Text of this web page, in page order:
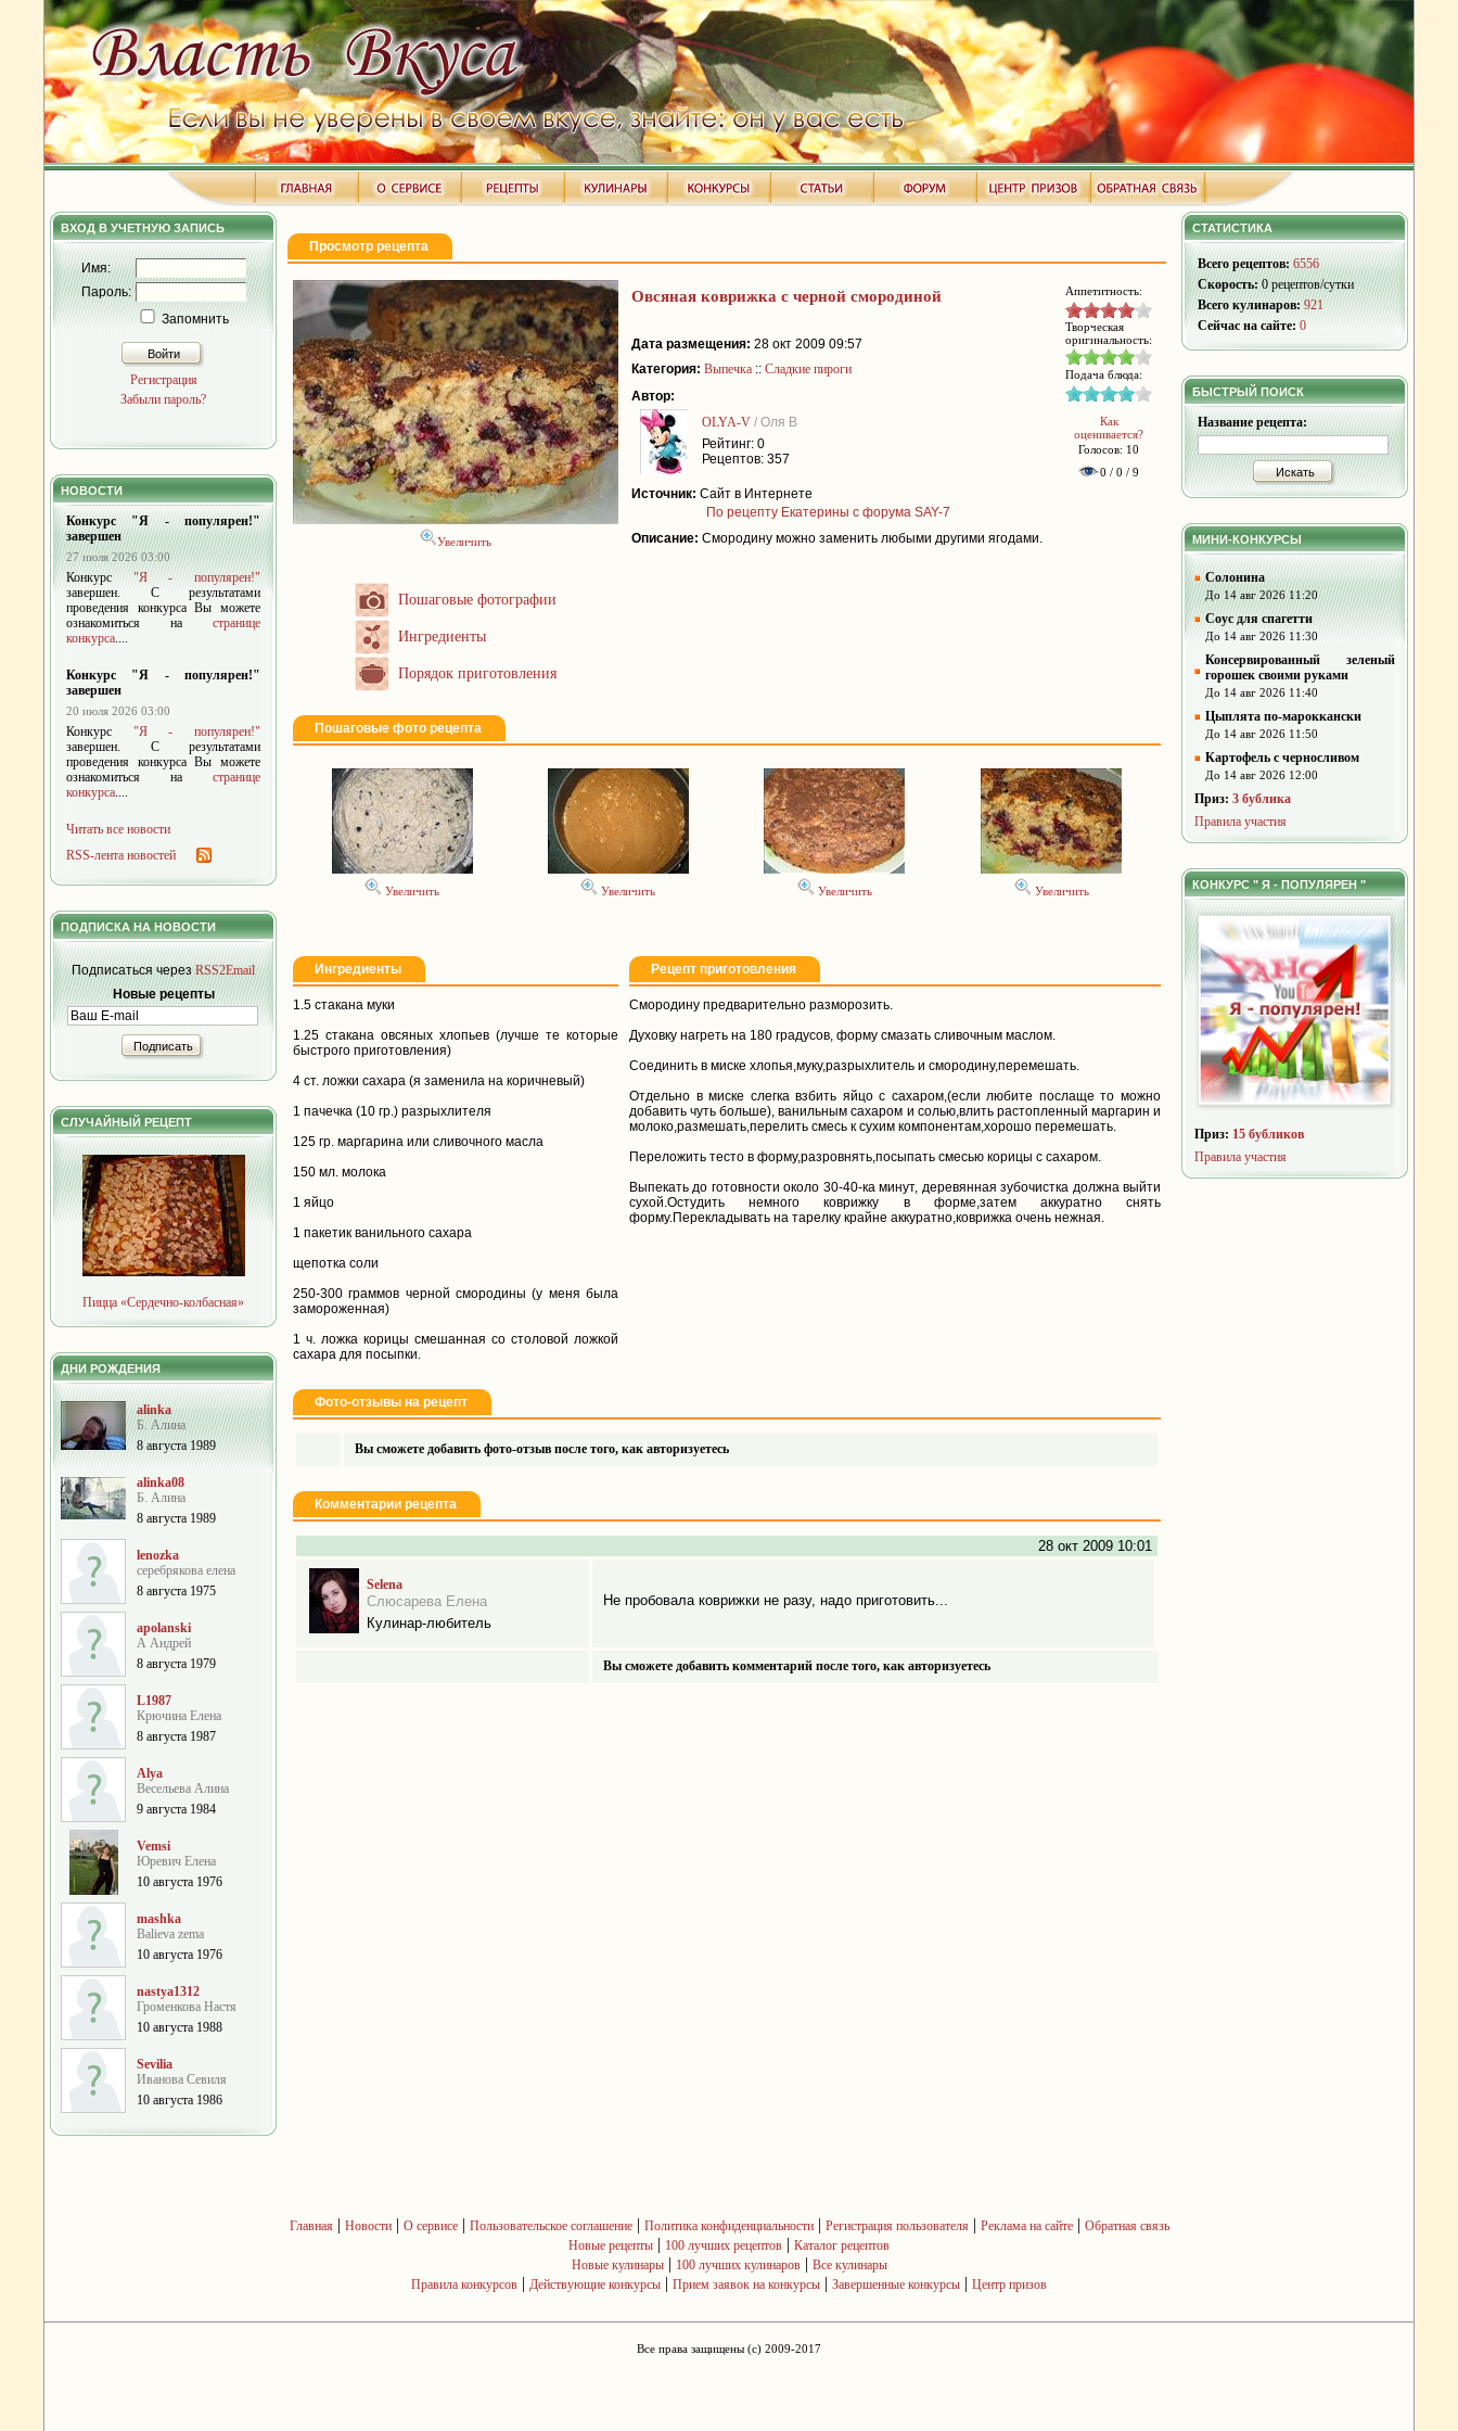
ВХОД В УЧЕТНУЮ ЗАПИСЬ
Имя:
Пароль:
Запомнить
Войти
Регистрация
Забыли пароль?
НОВОСТИ
Конкурс "Я - популярен!"
завершен
27 июля 2026 03:00
Конкурс"Я - популярен!"
завершен. С результатами
проведения конкурса Вы можете
ознакомиться на странице
конкурса....
Конкурс "Я - популярен!"
завершен
20 июля 2026 03:00
Конкурс "Я - популярен!"
завершен. С результатами
проведения конкурса Вы можете
ознакомиться на странице
конкурса....
Читать все новости
RSS-лента новостей
ПОДПИСКА НА НОВОСТИ
Подписаться черезRSS2Email
Новые рецепты
Подписать
СЛУЧАЙНЫЙ РЕЦЕПТ
Пицца «Сердечно-колбасная»
ДНИ РОЖДЕНИЯ
alinka
Б. Алина
8 августа 1989
alinka08
Б. Алина
8 августа 1989
lenozka
серебрякова елена
8 августа 1975
apolanski
А Андрей
8 августа 1979
L1987
Крючина Елена
8 августа 1987
Alya
Весельева Алина
9 августа 1984
Vemsi
Юревич Елена
10 августа 1976
mashka
Balieva zema
10 августа 1976
nastya1312
Громенкова Настя
10 августа 1988
Sevilia
Иванова Севиля
10 августа 1986
Просмотр рецепта
Увеличить
Пошаговые фотографии
Ингредиенты
Порядок приготовления
Овсяная коврижка с черной смородиной Аппетитность:
Творческая
оригинальность:
Подача блюда:
Как
оценивается?
Голосов: 10
0 / 0 / 9
Дата размещения: 28 окт 2009 09:57
Категория: Выпечка :: Сладкие пироги
Автор:
OLYA-V / Оля В
Рейтинг: 0
Рецептов: 357
Источник: Сайт в Интернете
По рецепту Екатерины с форума SAY-7
Описание: Смородину можно заменить любыми другими ягодами.
Пошаговые фото рецепта
Увеличить Увеличить Увеличить Увеличить
Ингредиенты Рецепт приготовления
1.5 стакана муки
1.25 стакана овсяных хлопьев (лучше те которые
быстрого приготовления)
4 ст. ложки сахара (я заменила на коричневый)
1 пачечка (10 гр.) разрыхлителя
125 гр. маргарина или сливочного масла
150 мл. молока
1 яйцо
1 пакетик ванильного сахара
щепотка соли
250-300 граммов черной смородины (у меня была
замороженная)
1 ч. ложка корицы смешанная со столовой ложкой
сахара для посыпки.
Смородину предварительно разморозить.
Духовку нагреть на 180 градусов, форму смазать сливочным маслом.
Соединить в миске хлопья,муку,разрыхлитель и смородину,перемешать.
Отдельно в миске слегка взбить яйцо с сахаром,(если любите послаще то можно
добавить чуть больше), ванильным сахаром и солью,влить растопленный маргарин и
молоко,размешать,перелить смесь к сухим компонентам,хорошо перемешать.
Переложить тесто в форму,разровнять,посыпать смесью корицы с сахаром.
Выпекать до готовности около 30-40-ка минут, деревянная зубочистка должна выйти
сухой.Остудить немного коврижку в форме,затем аккуратно снять
форму.Перекладывать на тарелку крайне аккуратно,коврижка очень нежная.
Фото-отзывы на рецепт
Вы сможете добавить фото-отзыв после того, как авторизуетесь
Комментарии рецепта
28 окт 2009 10:01
Selena
Слюсарева Елена
Кулинар-любитель
Не пробовала коврижки не разу, надо приготовить...
Вы сможете добавить комментарий после того, как авторизуетесь
СТАТИСТИКА
Всего рецептов: 6556
Скорость:0 рецептов/сутки
Всего кулинаров: 921
Сейчас на сайте: 0
БЫСТРЫЙ ПОИСК
Название рецепта:
Искать
МИНИ-КОНКУРСЫ
Солонина
До 14 авг 2026 11:20
Соус для спагетти
До 14 авг 2026 11:30
Консервированный зеленый
горошек своими руками
До 14 авг 2026 11:40
Цыплята по-мароккански
До 14 авг 2026 11:50
Картофель с черносливом
До 14 авг 2026 12:00
Приз: 3 бублика
Правила участия
КОНКУРС " Я - ПОПУЛЯРЕН "
Приз: 15 бубликов
Правила участия
Главная | Новости| О сервисе| Пользовательское соглашение| Политика конфиденциальности| Регистрация пользователя | Реклама на сайте| Обратная связь
Новые рецепты | 100 лучших рецептов | Каталог рецептов
Новые кулинары| 100 лучших кулинаров| Все кулинары
Правила конкурсов | Действующие конкурсы | Прием заявок на конкурсы | Завершенные конкурсы | Центр призов
Все права защищены (c) 2009-2017